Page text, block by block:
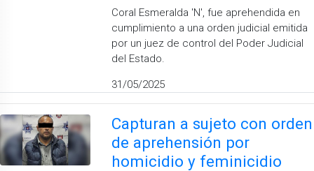
Coral Esmeralda 'N', fue aprehendida en
cumplimiento a una orden judicial emitida
por un juez de control del Poder Judicial
del Estado.
31/05/2025
Capturan a sujeto con orden
de aprehensión por
homicidio y feminicidio